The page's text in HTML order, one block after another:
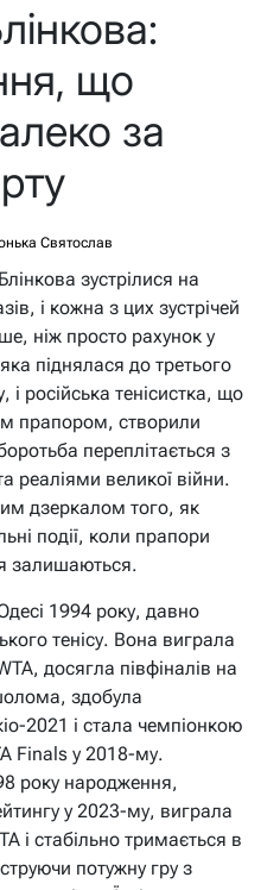
що
за
Святослав
зустрілися на
і кожна з цих зустрічей
ніж просто рахунок у
піднялася до третього
і російська тенісистка, що
прапором, створили
переплітається з
великої війни.
дзеркалом того, як
події, коли прапори
залишаються.
1994 року, давно
тенісу. Вона виграла
досягла півфіналів на
здобула
2021 і стала чемпіонкою
Finals у 2018-му.
року народження,
у 2023-му, виграла
і стабільно тримається в
потужну гру з